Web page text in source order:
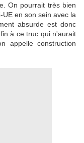
On pourrait très bien
en son sein avec la
absurde est donc
à ce truc qui n'aurait
appelle construction